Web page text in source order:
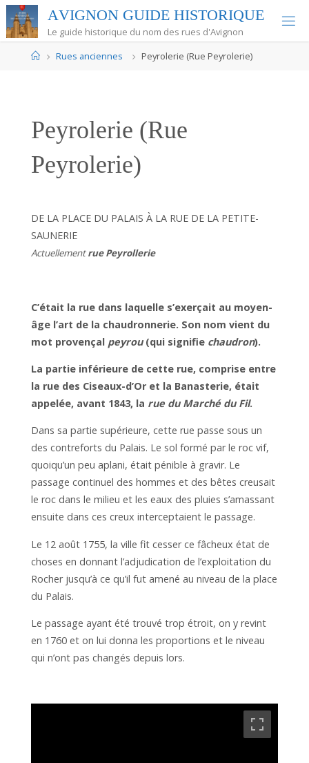
Skip
to
content
AVIGNON GUIDE HISTORIQUE
Le guide historique du nom des rues d'Avignon
HomeRues anciennes Peyrolerie (Rue Peyrolerie)
Peyrolerie (Rue
Peyrolerie)
DE LA PLACE DU PALAIS À LA RUE DE LA PETITE-
SAUNERIE
Actuellementrue Peyrollerie
C’était la rue dans laquelle s’exerçait au moyen-
âge l’art de la chaudronnerie. Son nom vient du
mot provençal peyrou(qui signifie chaudron).
La partie inférieure de cette rue, comprise entre
la rue des Ciseaux-d’Or et la Banasterie, était
appelée, avant 1843, la rue du Marché du Fil.
Dans sa partie supérieure, cette rue passe sous un
des contreforts du Palais. Le sol formé par le roc vif,
quoiqu’un peu aplani, était pénible à gravir. Le
passage continuel des hommes et des bêtes creusait
le roc dans le milieu et les eaux des pluies s’amassant
ensuite dans ces creux interceptaient le passage.
Le 12 août 1755, la ville fit cesser ce fâcheux état de
choses en donnant l’adjudication de l’exploitation du
Rocher jusqu’à ce qu’il fut amené au niveau de la place
du Palais.
Le passage ayant été trouvé trop étroit, on y revint
en 1760 et on lui donna les proportions et le niveau
qui n’ont pas changés depuis lors.